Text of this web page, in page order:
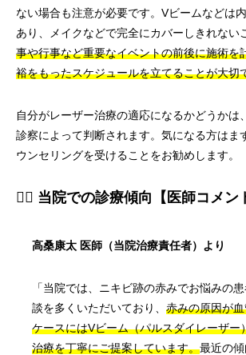
ない場合も注意が必要です。Vビームなどは
あり、メイクなどで完全にカバーしきれない
事や行事など重要なイベントの前後に施術を
裕をもったスケジュールを立てることが大切
自分がレーザー治療の適応になるかどうかは
診察によって判断されます。気になる方はま
ウンセリングを受けることをお勧めします。
👨‍⚕️ 当院での診療傾向【医師コメン
高桑康太 医師（当院治療責任者）より
「当院では、ニキビ跡の赤みでお悩みの
談を多くいただいており、 赤みの原因が
ケースにはVビーム（パルスダイレーザー
治療を丁寧にご提案しています。最近の